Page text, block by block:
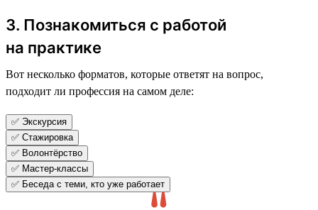
3. Познакомиться с работой
на практике
Вот несколько форматов, которые ответят на вопрос,
подходит ли профессия на самом деле:
✅ Экскурсия
✅ Стажировка
✅ Волонтёрство
✅ Мастер-классы
✅ Беседа с теми, кто уже работает